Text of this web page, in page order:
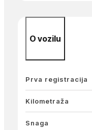
O vozilu
Prva registracija
Kilometraža
Snaga